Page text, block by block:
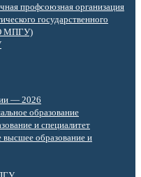
профсоюзная организация
государственного
МПГУ)
— 2026
образование
и специалитет
высшее образование и